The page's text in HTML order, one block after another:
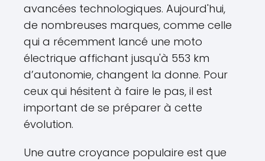
avancées technologiques. Aujourd'hui,
de nombreuses marques, comme celle
qui a récemment lancé une moto
électrique affichant jusqu'à 553 km
d’autonomie, changent la donne. Pour
ceux qui hésitent à faire le pas, il est
important de se préparer à cette
évolution.
Une autre croyance populaire est que